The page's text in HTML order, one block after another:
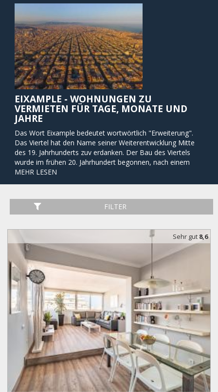
EIXAMPLE - WOHNUNGEN ZU
VERMIETEN FÜR TAGE, MONATE UND
JAHRE
Das Wort Eixample bedeutet wortwörtlich "Erweiterung".
Das Viertel hat den Name seiner Weiterentwicklung Mitte
des 19. Jahrhunderts zuv erdanken. Der Bau des Viertels
wurde im frühen 20. Jahrhundert begonnen, nach einem
Projektplan der von Ildefons Cerdà entworfen wurde. Alle
Im Eixample Viertel gibt es viele Arten von Geschäften, viele
Bürogebäude, typische Märkte und schöne Cafés. Hier
Restaurants, wo man sich mit einer köstlichen Mahlzeit und
einem Glas Rioja entspannen kann. Die meisten Touristen
kennen den Passeig de Gràcia, eine der elegantesten und
beliebtesten Alleen in Barcelona, voll mit Designer-
Boutiquen und Restaurants und die Sagrada Família. Aber
wenn Sie Lust haben, diesen Stadtteil noch tiefer zu
erkunden, bietet sich Ihnen die Möglichkeit, den kompletten
Charakter des katalanischen Jugendstil-Phänomens
kennenzulernen und die wahre Essenz von Barcelona
außerhalb der typischen Tourismusgebiete zu entdecken.
Öffentliche Verkehrsmittel: Metro-Linien 1, 2, 3, 4, 5, FCG,
Bahn-Linien (Rodalies Renfe) (auch von und zum
Flughafen), Busse und Nachtbusse (nitbus).
ZONEN:
Fort Pienc, Sagrada Família, Dreta de l'Eixample, L' Antiga
Esquerra de l'Eixample, La Nova Esquerra de l'Eixample und
Sant Antoni.
MEHR LESEN
FILTER
Sehr gut 8,6